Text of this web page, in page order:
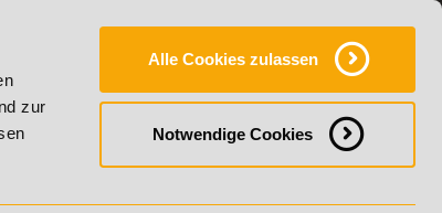
zur
Alle Cookies zulassen
Notwendige Cookies
KONTAKT FAQ ONLINE-CAMPUS
bis 17. August 2026 - Summer Vitality!